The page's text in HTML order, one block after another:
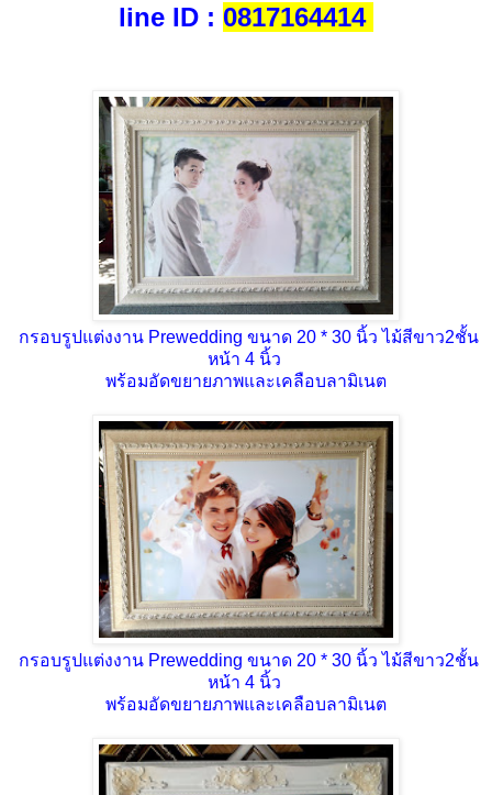
line ID : 0817164414
กรอบรูปแต่งงาน Prewedding ขนาด 20 * 30 นิ้ว ไม้สีขาว2ชั้น
หน้า 4 นิ้ว
พร้อมอัดขยายภาพและเคลือบลามิเนต
กรอบรูปแต่งงาน Prewedding ขนาด 20 * 30 นิ้ว ไม้สีขาว2ชั้น
หน้า 4 นิ้ว
พร้อมอัดขยายภาพและเคลือบลามิเนต